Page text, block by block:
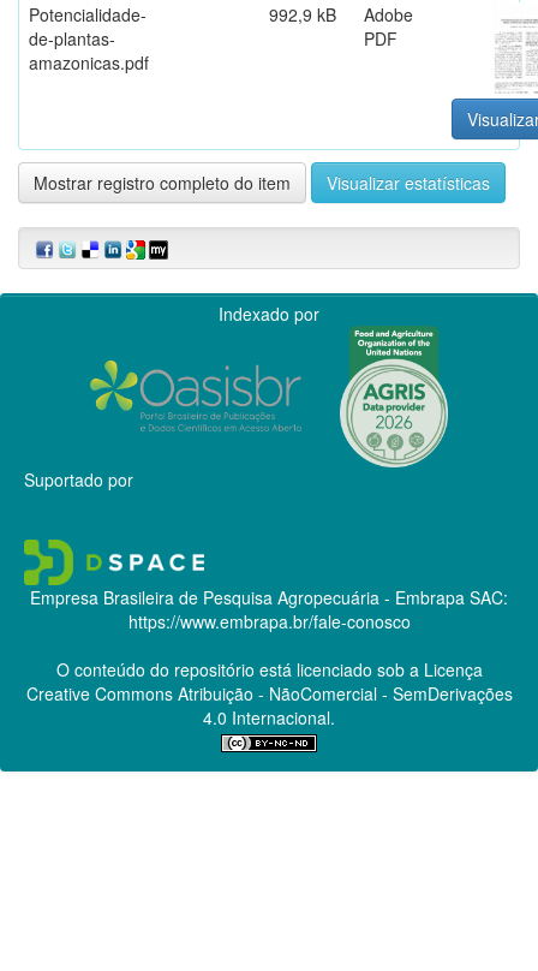
Potencialidade-
de-plantas-
amazonicas.pdf
992,9 kB
Adobe
PDF
Mostrar registro completo do item Visualizar estatísticas
Indexado por
Suportado por
Empresa Brasileira de Pesquisa Agropecuária - Embrapa SAC:
https://www.embrapa.br/fale-conosco
O conteúdo do repositório está licenciado sob a Licença
Creative CommonsAtribuição - NãoComercial - SemDerivações
4.0 Internacional.